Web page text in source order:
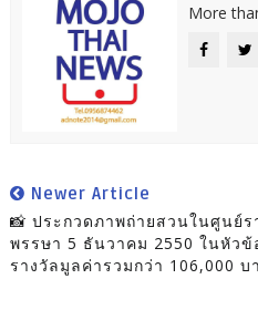
More
Newer Article
📸 ประกวดภาพถ่ายสวนในศูนย์ร
พรรษา 5 ธันวาคม 2550 ในหัวข้
รางวัลมูลค่ารวมกว่า 106,000 บ